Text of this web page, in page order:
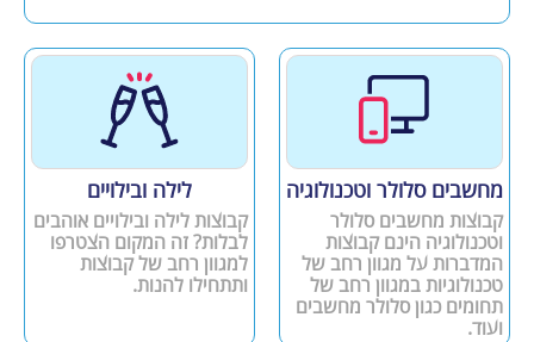
מחשבים סלולר וטכנולוגיה
קבוצות מחשבים סלולר
וטכנולוגיה הינם קבוצות
המדברות על מגוון רחב של
טכנולוגיות במגוון רחב של
תחומים כגון סלולר מחשבים
ועוד.
לילה ובילויים
קבוצות לילה ובילויים אוהבים
לבלות? זה המקום הצטרפו
למגוון רחב של קבוצות
ותתחילו להנות.